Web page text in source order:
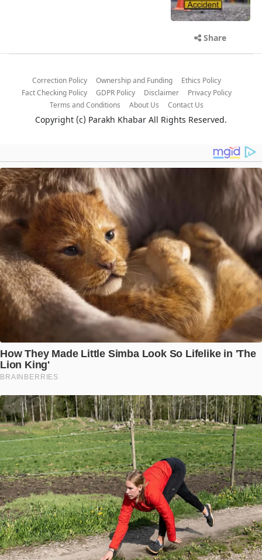
Share
Correction Policy Ownership and Funding
Ethics Policy
Fact Checking Policy
GDPR Policy Disclaimer
Privacy Policy
Terms and Conditions
About Us Contact Us
Copyright (c) Parakh Khabar All Rights Reserved.